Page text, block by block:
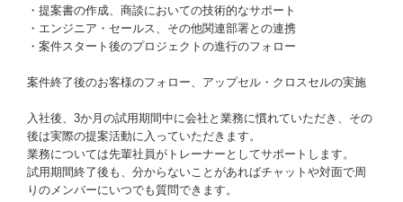
・提案書の作成、商談においての技術的なサポート
・エンジニア・セールス、その他関連部署との連携
・案件スタート後のプロジェクトの進行のフォロー
案件終了後のお客様のフォロー、アップセル・クロスセルの実施
入社後、3か月の試用期間中に会社と業務に慣れていただき、その
後は実際の提案活動に入っていただきます。
業務については先輩社員がトレーナーとしてサポートします。
試用期間終了後も、分からないことがあればチャットや対面で周
りのメンバーにいつでも質問できます。